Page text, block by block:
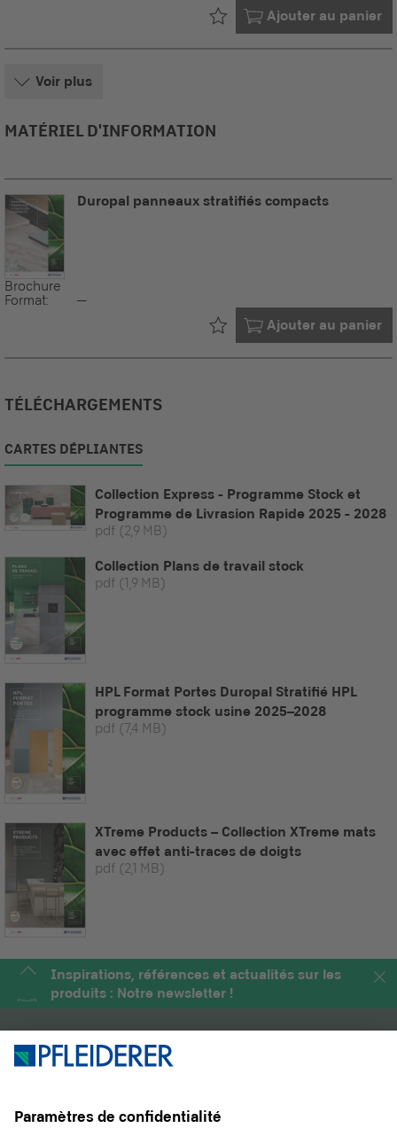
Ajouter au panier
Déjà dans votre
Voir plus
MATÉRIEL D'INFORMATION
Duropal panneaux stratifiés compacts
Brochure
Format:
--
Ajouter au panier
Déjà dans votre
TÉLÉCHARGEMENTS
CARTES DÉPLIANTES
Collection Express - Programme Stock et
Programme de Livrasion Rapide 2025 - 2028
pdf (2,9 MB)
Collection Plans de travail stock
pdf (1,9 MB)
HPL Format Portes Duropal Stratifié HPL
programme stock usine 2025–2028
pdf (7,4 MB)
XTreme Products – Collection XTreme mats
avec effet anti-traces de doigts
pdf (2,1 MB)
Inspirations, références et actualités sur les
produits : Notre newsletter !
PRODUITS MAGAZINE